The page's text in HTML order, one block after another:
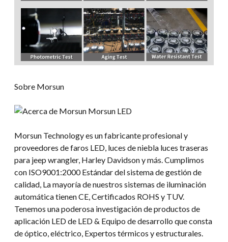
Sobre Morsun
Morsun Technology es un fabricante profesional y
proveedores de faros LED, luces de niebla luces traseras
para jeep wrangler, Harley Davidson y más. Cumplimos
con ISO9001:2000 Estándar del sistema de gestión de
calidad, La mayoría de nuestros sistemas de iluminación
automática tienen CE, Certificados ROHS y TUV.
Tenemos una poderosa investigación de productos de
aplicación LED de LED & Equipo de desarrollo que consta
de óptico, eléctrico, Expertos térmicos y estructurales.